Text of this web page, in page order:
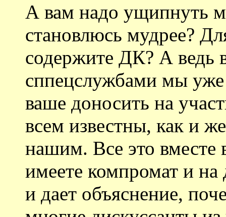
А вам надо ущипнуть
становлюсь мудрее?
содержите ДК? А ведь
сппецслужбами мы уже
ваше доносить на
всем известны, как и
нашим. Все это вместе
имеете компромат и
и дает объяснение,